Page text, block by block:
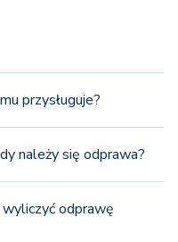
przysługuje?
należy się odprawa?
odprawę